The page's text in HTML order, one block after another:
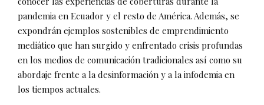
pandemia en Ecuador y el resto de América. Además, se
expondrán ejemplos sostenibles de emprendimiento
mediático que han surgido y enfrentado crisis profundas
en los medios de comunicación tradicionales así como su
abordaje frente a la desinformación y a la infodemia en
los tiempos actuales.